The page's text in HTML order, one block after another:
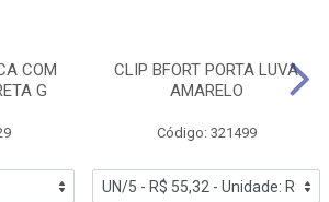
COM
G
CLIP BFORT PORTA LUVA
AMARELO
Código: 321499